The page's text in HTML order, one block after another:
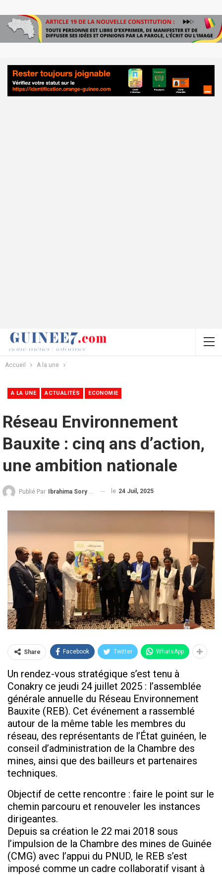
Accueil A la une
A LA UNE ACTUALITÉS ECONOMIE
Réseau Environnement
Bauxite : cinq ans d’action,
une ambition nationale
Publié Par Ibrahima Sory Diallo le 24 Juil, 2025
Share Facebook Twitter WhatsApp
Un rendez-vous stratégique s’est tenu à
Conakry ce jeudi 24 juillet 2025 : l’assemblée
générale annuelle du Réseau Environnement
Bauxite (REB). Cet événement a rassemblé
autour de la même table les membres du
réseau, des représentants de l’État guinéen, le
conseil d’administration de la Chambre des
mines, ainsi que des bailleurs et partenaires
techniques.
Objectif de cette rencontre : faire le point sur le
chemin parcouru et renouveler les instances
dirigeantes.
Depuis sa création le 22 mai 2018 sous
l’impulsion de la Chambre des mines de Guinée
(CMG) avec l’appui du PNUD, le REB s’est
imposé comme un cadre collaboratif visant à